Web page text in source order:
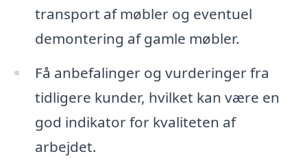
transport af møbler og eventuel
demontering af gamle møbler.
Få anbefalinger og vurderinger fra
tidligere kunder, hvilket kan være en
god indikator for kvaliteten af
arbejdet.